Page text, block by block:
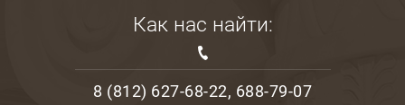
Как нас найти:
8 (812) 627-68-22, 688-79-07